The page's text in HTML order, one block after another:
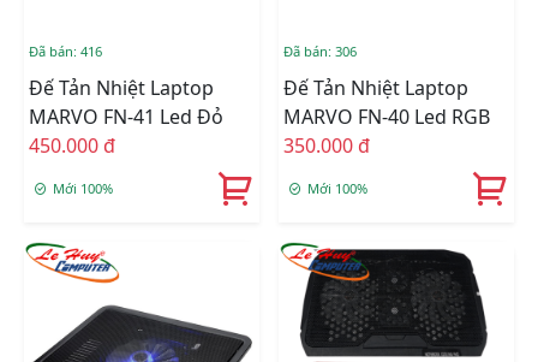
Đã bán: 416
Đế Tản Nhiệt Laptop
MARVO FN-41 Led Đỏ
450.000 đ
Mới 100%
Đã bán: 306
Đế Tản Nhiệt Laptop
MARVO FN-40 Led RGB
350.000 đ
Mới 100%